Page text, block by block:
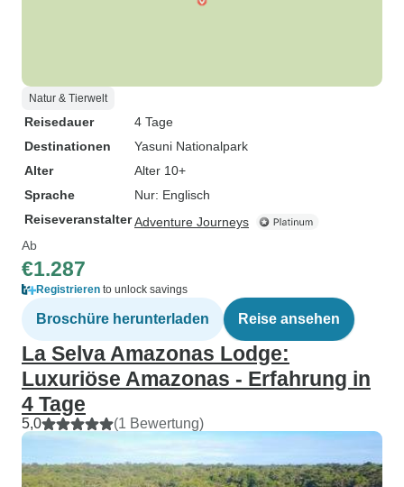
Natur & Tierwelt
Reisedauer
4 Tage
Destinationen
Yasuni Nationalpark
Alter
Alter 10+
Sprache
Nur: Englisch
ReiseveranstalterAdventure Journeys
Ab
€1.287
Registrieren to unlock savings
Broschüre herunterladen Reise ansehen
La Selva Amazonas Lodge:
Luxuriöse Amazonas - Erfahrung in
4 Tage
5,0 (1 Bewertung)